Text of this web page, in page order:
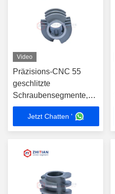
Video
Präzisions-CNC 55
geschlitzte
Schraubensegmente,
Seitenbeschickung
Jetzt Chatten '